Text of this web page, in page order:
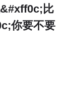
比
你要不要